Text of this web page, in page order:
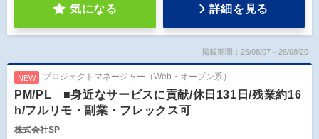
気になる 詳細を見る
掲載期間：26/08/07～26/08/20
NEW プロジェクトマネージャー（Web・オープン系）
PM/PL ■身近なサービスに貢献/休日131日/残業約16
h/フルリモ・副業・フレックス可
株式会社SP